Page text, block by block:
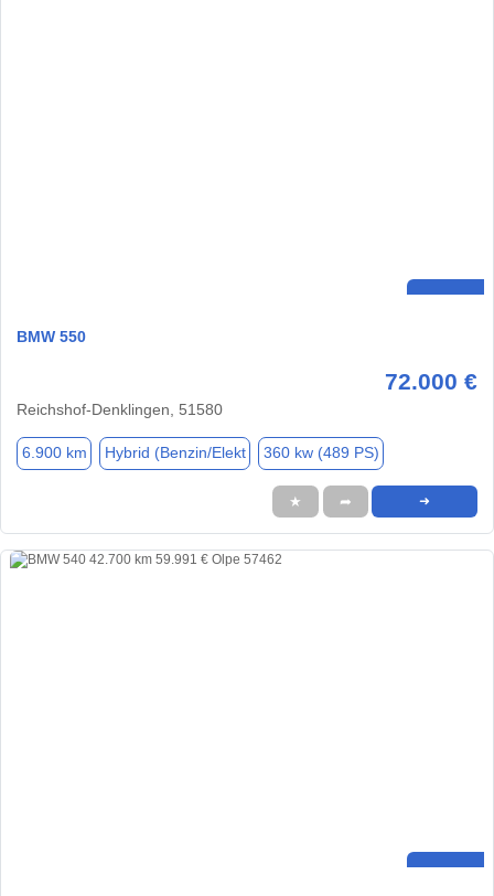
BMW 550
72.000 €
Reichshof-Denklingen, 51580
6.900 km Hybrid (Benzin/Elekt 360 kw (489 PS)
★ ➦ ➜